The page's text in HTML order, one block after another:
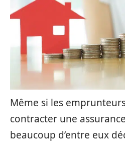
Même si les
contracter une
beaucoup d’entre eux